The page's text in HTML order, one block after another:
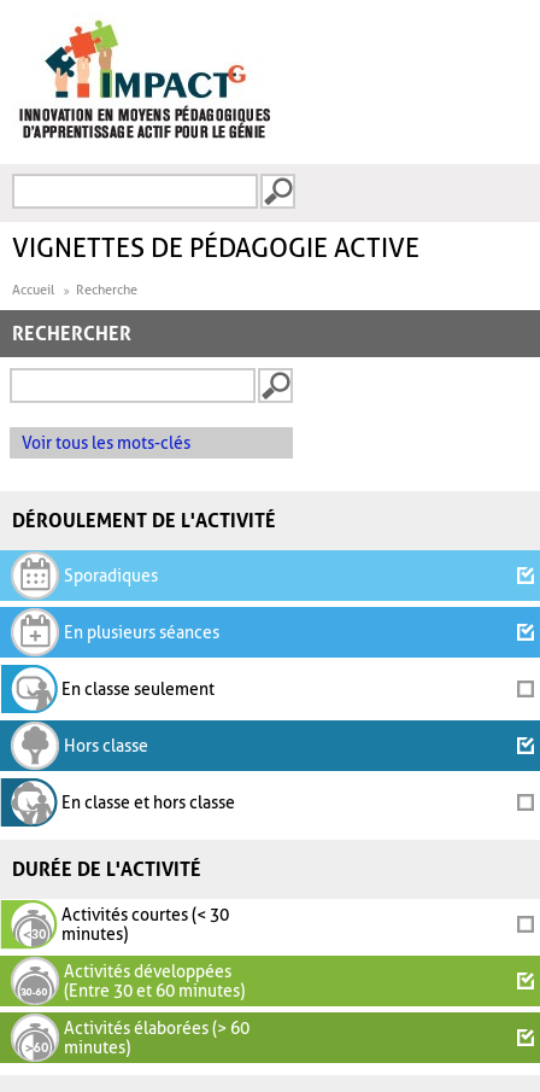
FORMULAIRE DE
VIGNETTES DE PÉDAGOGIE ACTIVE
Accueil Recherche
RECHERCHER
Voir tous les mots-clés
DÉROULEMENT DE L'ACTIVITÉ
Sporadiques
En plusieurs séances
En classe seulement
Hors classe
En classe et hors classe
DURÉE DE L'ACTIVITÉ
Activités courtes (< 30
minutes)
Activités développées
(Entre 30 et 60 minutes)
Activités élaborées (> 60
minutes)